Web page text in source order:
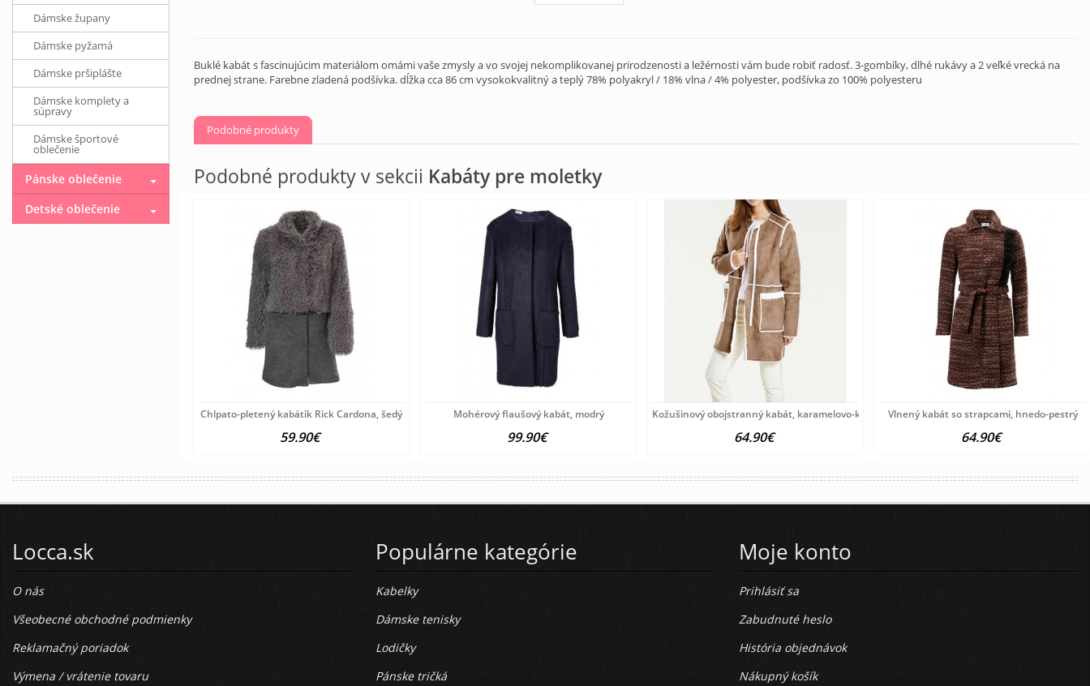
Buklé kabát s fascinujúcim materiálom omámi vaše zmysly a vo svojej nekomplikovanej prirodzenosti a ležérnosti vám bude robiť radosť. 3-gombíky, dlhé rukávy a 2 veľké vrecká na
prednej strane. Farebne zladená podšívka. dĺžka cca 86 cm vysokokvalitný a teplý 78% polyakryl / 18% vlna / 4% polyester, podšívka zo 100% polyesteru
Podobné produkty
Podobné produkty v sekcii Kabáty pre moletky
Chlpato-pletený kabátik Rick Cardona, šedý
59.90€
Mohérový flaušový kabát, modrý
99.90€
Kožušinový obojstranný kabát, karamelovo-krémový
64.90€
Vlnený kabát so strapcami, hnedo-pestrý
64.90€
Dámske župany
Dámske pyžamá
Dámske pršiplášte
Dámske komplety a
súpravy
Dámske športové
oblečenie
Pánske oblečenie
Detské oblečenie
Locca.sk
O nás
Všeobecné obchodné podmienky
Reklamačný poriadok
Výmena / vrátenie tovaru
Populárne kategórie
Kabelky
Dámske tenisky
Lodičky
Pánske tričká
Moje konto
Prihlásiť sa
Zabudnuté heslo
História objednávok
Nákupný košík